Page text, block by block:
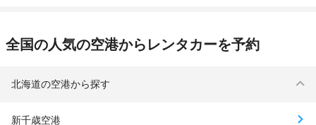
全国の人気の空港からレンタカーを予約
北海道の空港から探す
新千歳空港